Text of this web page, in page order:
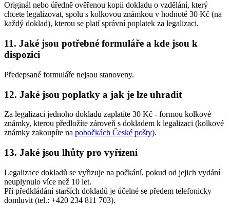
Originál nebo úředně ověřenou kopii dokladu o vzdělání, který
chcete legalizovat, spolu s kolkovou známkou v hodnotě 30 Kč (na
každý doklad), kterou se platí správní poplatek za legalizaci.
11. Jaké jsou potřebné formuláře a kde jsou k
dispozici
Předepsané formuláře nejsou stanoveny.
12. Jaké jsou poplatky a jak je lze uhradit
Za legalizaci jednoho dokladu zaplatíte 30 Kč - formou kolkové
známky, kterou předložíte zároveň s dokladem k legalizaci (kolkové
známky zakoupíte na pobočkách České pošty).
13. Jaké jsou lhůty pro vyřízení
Legalizace dokladů se vyřizuje na počkání, pokud od jejich vydání
neuplynulo více než 10 let.
Při předkládání starších dokladů je účelné se předem telefonicky
domluvit (tel.: +420 234 811 703).